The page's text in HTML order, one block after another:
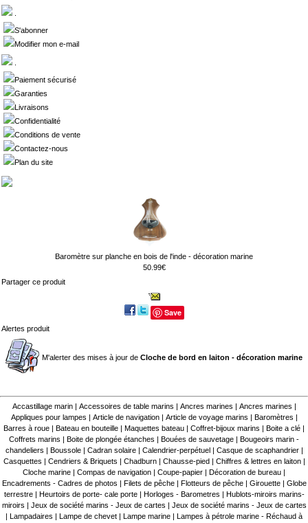
S'abonner
Modifier mon e-mail
Paiement sécurisé
Garanties
Livraisons
Confidentialité
Conditions de vente
Contactez-nous
Plan du site
Baromètre sur planche en bois de l'inde - décoration marine
50.99€
Partager ce produit
Save
Alertes produit
M'alerter des mises à jour de Cloche de bord en laiton - décoration marine
Accastillage marin| Accessoires de table marins Ancres marines Ancres marines
Appliques pour lampes
Article de navigation| Article de voyage marins Baromètres
Barres à roue
Bateau en bouteille Maquettes bateau Coffret-bijoux marins Boite a clé
Coffrets marins
Boite de plongée étanches Bouées de sauvetage
Bougeoirs marin -
chandeliers
Boussole| Cadran solaire| Calendrier-perpétuel Casque de scaphandrier|
Casquettes
Cendriers & Briquets Chadburn| Chausse-pied Chiffres & lettres en laiton|
Cloche marine
Compas de navigation Coupe-papier Décoration de bureau
Encadrements - Cadres de photos
Filets de pêche| Flotteurs de pêche| Girouette| Globe
terrestre| Heurtoirs de porte- cale porte| Horloges - Barometres
Hublots-miroirs marins-
miroirs
Jeux de société marins - Jeux de cartes
Jeux de société marins - Jeux de cartes
Lampadaires Lampe de chevet Lampe marine Lampes à pétrole marine - Réchaud à